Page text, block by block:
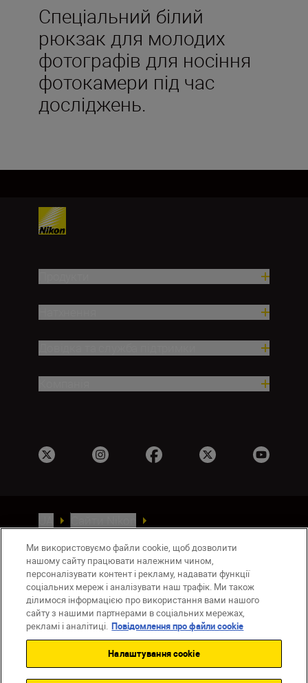
Спеціальний білий
рюкзак для молодих
фотографів для носіння
фотокамери під час
досліджень.
Умови використання
Повідомлення про файли cookie
Налаштування Cookie
© 2026 Nikon
Back to top
Ми використовуємо файли cookie, щоб дозволити
нашому сайту працювати належним чином,
персоналізувати контент і рекламу, надавати функції
соціальних мереж і аналізувати наш трафік. Ми також
ділимося інформацією про використання вами нашого
сайту з нашими партнерами в соціальних мережах,
рекламі і аналітиці. Повідомлення про файли cookie
Налаштування cookie